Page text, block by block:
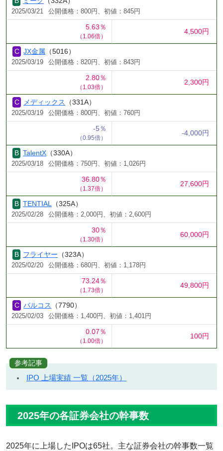
2025/03/21 公開価格：800円、初値：845円
5.63％
（1.06倍）
4,500円
JX金属 （5016）
2025/03/19 公開価格：820円、初値：843円
2.80％
（1.03倍）
2,300円
メディックス （331A）
2025/03/19 公開価格：800円、初値：760円
-5％
（0.95倍）
-4,000円
TalentX （330A）
2025/03/18 公開価格：750円、初値：1,026円
36.80％
（1.37倍）
27,600円
TENTIAL （325A）
2025/02/28 公開価格：2,000円、初値：2,600円
30％
（1.30倍）
60,000円
フライヤー （323A）
2025/02/20 公開価格：680円、初値：1,178円
73.24％
（1.73倍）
49,800円
バルコス （7790）
2025/02/03 公開価格：1,400円、初値：1,401円
0.07％
（1.00倍）
100円
参考記事
IPO 上場実績 一覧（2025年）
2025年の各証券会社の幹事数
2025年に上場したIPOは65社。主な証券会社の幹事数一覧